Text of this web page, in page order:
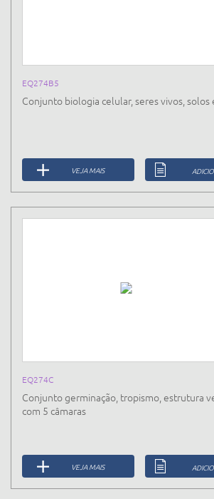
EQ274B5
Conjunto biologia celular, seres vivos, solos
VEJA MAIS
EQ274C
Conjunto germinação, tropismo, estrutura
com 5 câmaras
VEJA MAIS